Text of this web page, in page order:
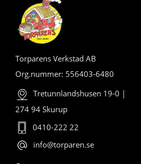
Torparens Verkstad AB
Org.nummer: 556403-6480
Tretunnlandshusen 19-0 |
274 94 Skurup
0410-222 22
info@torparen.se